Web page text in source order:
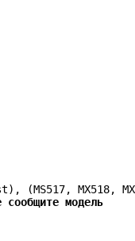
(MS517, MX518,
модель